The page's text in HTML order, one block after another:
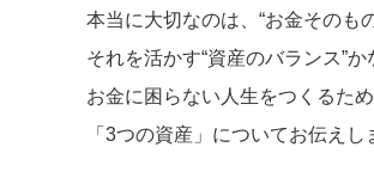
本当に大切なのは、“お金そのも
それを活かす“資産のバランス”か
お金に困らない人生をつくるた
「3つの資産」についてお伝えし